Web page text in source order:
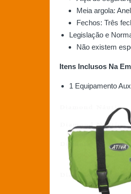
Meia argola:
Fechos: Três
Legislação e
Não existem
Itens Inclusos Na
1 Equipamento